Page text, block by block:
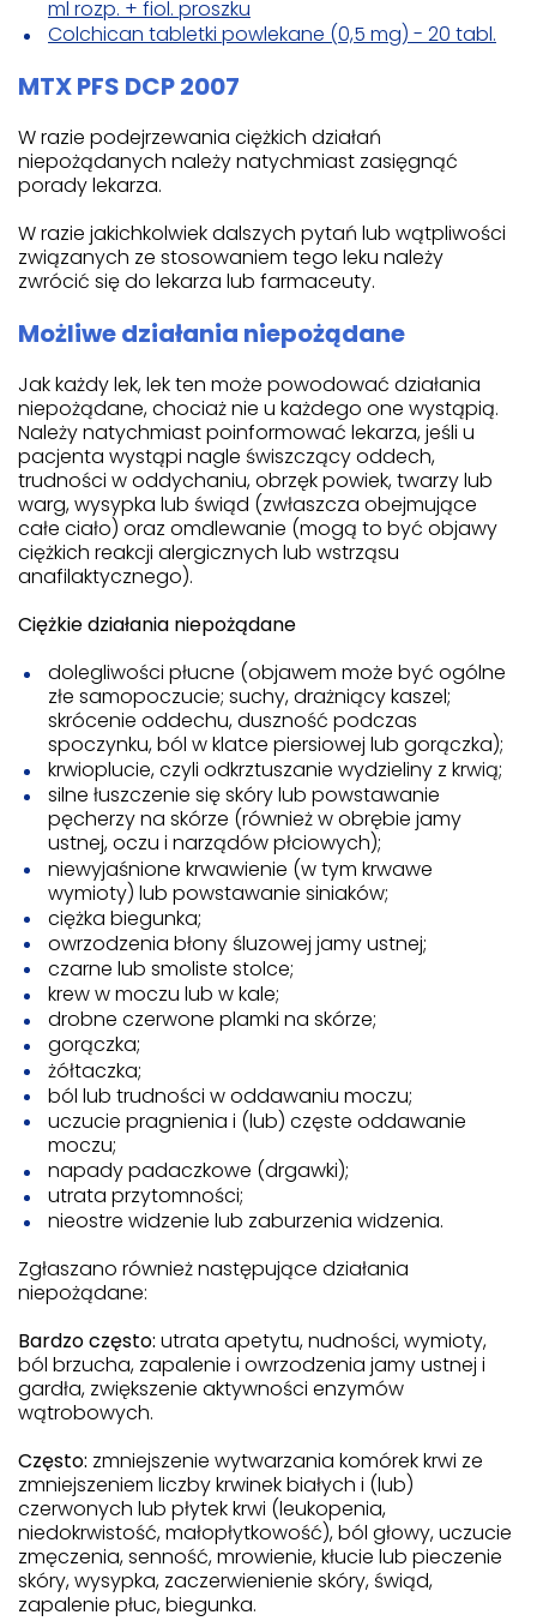
ml rozp. + fiol. proszku
Colchican tabletki powlekane (0,5 mg) - 20 tabl.
MTX PFS DCP 2007
W razie podejrzewania ciężkich działań
niepożądanych należy natychmiast zasięgnąć
porady lekarza.
W razie jakichkolwiek dalszych pytań lub wątpliwości
związanych ze stosowaniem tego leku należy
zwrócić się do lekarza lub farmaceuty.
Możliwe działania niepożądane
Jak każdy lek, lek ten może powodować działania
niepożądane, chociaż nie u każdego one wystąpią.
Należy natychmiast poinformować lekarza, jeśli u
pacjenta wystąpi nagle świszczący oddech,
trudności w oddychaniu, obrzęk powiek, twarzy lub
warg, wysypka lub świąd (zwłaszcza obejmujące
całe ciało) oraz omdlewanie (mogą to być objawy
ciężkich reakcji alergicznych lub wstrząsu
anafilaktycznego).
Ciężkie działania niepożądane
dolegliwości płucne (objawem może być ogólne
złe samopoczucie; suchy, drażniący kaszel;
skrócenie oddechu, duszność podczas
spoczynku, ból w klatce piersiowej lub gorączka);
krwioplucie, czyli odkrztuszanie wydzieliny z krwią;
silne łuszczenie się skóry lub powstawanie
pęcherzy na skórze (również w obrębie jamy
ustnej, oczu i narządów płciowych);
niewyjaśnione krwawienie (w tym krwawe
wymioty) lub powstawanie siniaków;
ciężka biegunka;
owrzodzenia błony śluzowej jamy ustnej;
czarne lub smoliste stolce;
krew w moczu lub w kale;
drobne czerwone plamki na skórze;
gorączka;
żółtaczka;
ból lub trudności w oddawaniu moczu;
uczucie pragnienia i (lub) częste oddawanie
moczu;
napady padaczkowe (drgawki);
utrata przytomności;
nieostre widzenie lub zaburzenia widzenia.
Zgłaszano również następujące działania
niepożądane:
Bardzo często: utrata apetytu, nudności, wymioty,
ból brzucha, zapalenie i owrzodzenia jamy ustnej i
gardła, zwiększenie aktywności enzymów
wątrobowych.
Często: zmniejszenie wytwarzania komórek krwi ze
zmniejszeniem liczby krwinek białych i (lub)
czerwonych lub płytek krwi (leukopenia,
niedokrwistość, małopłytkowość), ból głowy, uczucie
zmęczenia, senność, mrowienie, kłucie lub pieczenie
skóry, wysypka, zaczerwienienie skóry, świąd,
zapalenie płuc, biegunka.